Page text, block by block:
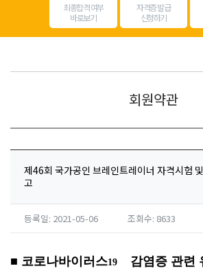
최종합격 여부
바로보기
자격증 발급
신청하기
회원약관
제46회 국가공인 브레인트레이너 자격시험
고
등록일: 2021-05-06 조회수: 8633
■ 코로나바이러스19 감염증 관련